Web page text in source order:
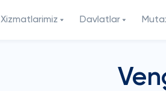
Xizmatlarimiz Davlatlar